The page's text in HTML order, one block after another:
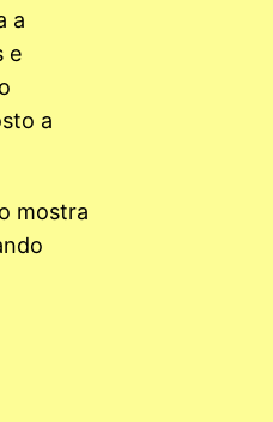
a
e
a
mostra